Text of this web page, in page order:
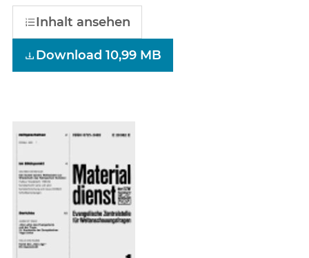
Inhalt ansehen
Download 10,99 MB